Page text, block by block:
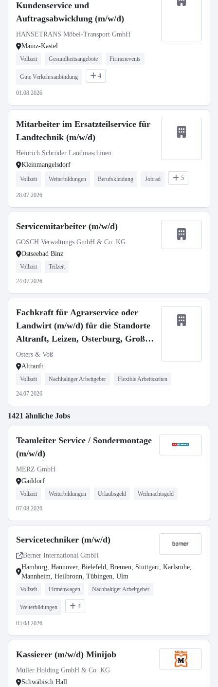
Kundenservice und
Auftragsabwicklung (m/w/d)
HANSETRANS Möbel-Transport GmbH
Mainz-Kastel
Vollzeit Gesundheitsangebote Firmenevents
Gute Verkehrsanbindung 4
01.08.2026
Mitarbeiter im Ersatzteilservice für
Landtechnik (m/w/d)
Heinrich Schröder Landmaschinen
Kleinmangelsdorf
Vollzeit Weiterbildungen Berufskleidung Jobrad 5
28.07.2026
Servicemitarbeiter (m/w/d)
GOSCH Verwaltungs GmbH & Co. KG
Ostseebad Binz
Vollzeit Teilzeit
24.07.2026
Fachkraft für Agrarservice oder
Landwirt (m/w/d) für die Standorte
Altranft, Leizen, Osterburg, Groß
Gottschow
Osters & Voß
Altranft
Vollzeit Nachhaltiger Arbeitgeber Flexible Arbeitszeiten
24.07.2026
1421 ähnliche Jobs
Teamleiter Service / Sondermontage
(m/w/d)
MERZ GmbH
Gaildorf
Vollzeit Weiterbildungen Urlaubsgeld Weihnachtsgeld
07.08.2026
Servicetechniker (m/w/d)
Berner International GmbH
Hamburg, Hannover, Bielefeld, Bremen, Stuttgart, Karlsruhe,
Mannheim, Heilbronn, Tübingen, Ulm
Vollzeit Firmenwagen Nachhaltiger Arbeitgeber
Weiterbildungen 4
03.08.2026
Kassierer (m/w/d) Minijob
Müller Holding GmbH & Co. KG
Schwäbisch Hall